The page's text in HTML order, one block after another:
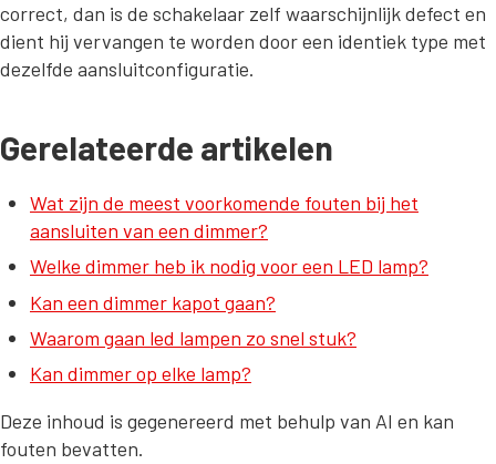
correct, dan is de schakelaar zelf waarschijnlijk defect en
dient hij vervangen te worden door een identiek type met
dezelfde aansluitconfiguratie.
Gerelateerde artikelen
Wat zijn de meest voorkomende fouten bij het
aansluiten van een dimmer?
Welke dimmer heb ik nodig voor een LED lamp?
Kan een dimmer kapot gaan?
Waarom gaan led lampen zo snel stuk?
Kan dimmer op elke lamp?
Deze inhoud is gegenereerd met behulp van AI en kan
fouten bevatten.